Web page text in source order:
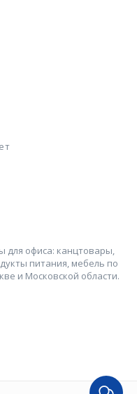
для офиса: канцтовары,
питания, мебель по
и Московской области.